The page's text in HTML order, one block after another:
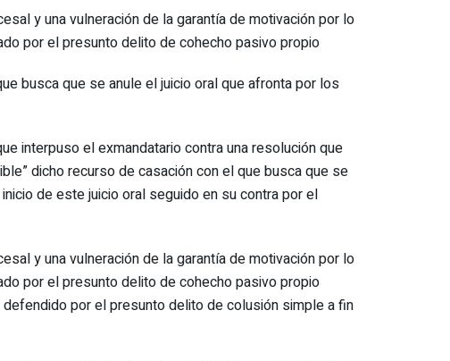
y una vulneración de la garantía de motivación por lo
por el presunto delito de cohecho pasivo propio
busca que se anule el juicio oral que afronta por los
interpuso el exmandatario contra una resolución que
dicho recurso de casación con el que busca que se
de este juicio oral seguido en su contra por el
y una vulneración de la garantía de motivación por lo
por el presunto delito de cohecho pasivo propio
por el presunto delito de colusión simple a fin